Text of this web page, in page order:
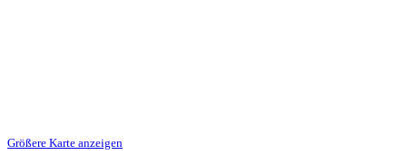
Größere Karte anzeigen